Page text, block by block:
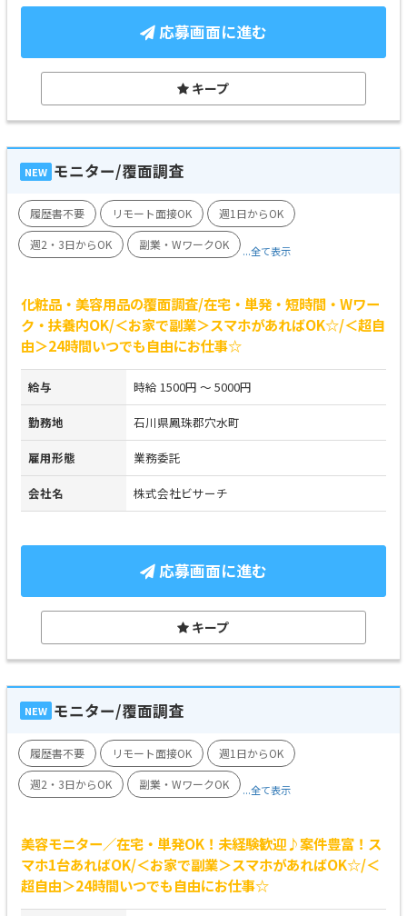
応募画面に進む
キープ
NEW モニター/覆面調査
履歴書不要 リモート面接OK
週1日からOK
週2・3日からOK
副業・WワークOK ...全て表示
化粧品・美容用品の覆面調査/在宅・単発・短時間・Wワー
ク・扶養内OK/＜お家で副業＞スマホがあればOK☆/＜超自
由＞24時間いつでも自由にお仕事☆
給与 時給 1500円 ～ 5000円
勤務地 石川県鳳珠郡穴水町
雇用形態 業務委託
会社名 株式会社ビサーチ
応募画面に進む
キープ
NEW モニター/覆面調査
履歴書不要 リモート面接OK
週1日からOK
週2・3日からOK
副業・WワークOK ...全て表示
美容モニター／在宅・単発OK！未経験歓迎♪案件豊富！ス
マホ1台あればOK/＜お家で副業＞スマホがあればOK☆/＜
超自由＞24時間いつでも自由にお仕事☆